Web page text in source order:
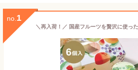
no. 1
＼再入荷！／ 国産フルーツを贅沢に使っ